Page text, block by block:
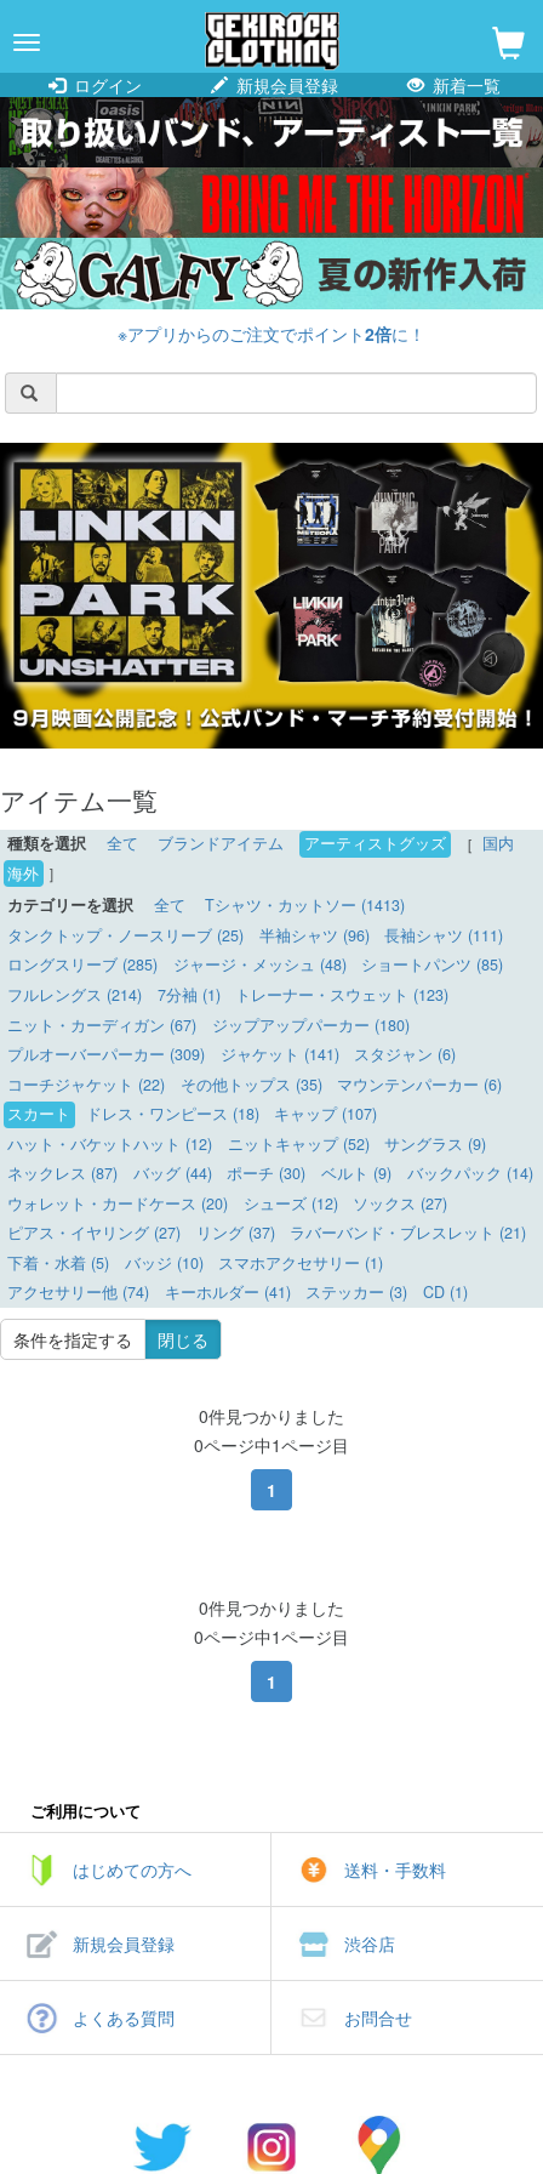
navigation
ログイン
新規会員登録 新着一覧
※アプリからのご注文でポイント2倍に！
アイテム一覧
種類を選択 全て ブランドアイテム アーティストグッズ ［ 国内
海外 ］
カテゴリーを選択
全て
Tシャツ・カットソー (1413)
タンクトップ・ノースリーブ (25)
半袖シャツ (96)
長袖シャツ (111)
ロングスリーブ (285)
ジャージ・メッシュ (48)
ショートパンツ (85)
フルレングス (214)
7分袖 (1)
トレーナー・スウェット (123)
ニット・カーディガン (67)
ジップアップパーカー (180)
プルオーバーパーカー (309)
ジャケット (141)
スタジャン (6)
コーチジャケット (22)
その他トップス (35)
マウンテンパーカー (6)
スカート
ドレス・ワンピース (18)
キャップ (107)
ハット・バケットハット (12)
ニットキャップ (52)
サングラス (9)
ネックレス (87)
バッグ (44) ポーチ (30) ベルト (9)
バックパック (14)
ウォレット・カードケース (20)
シューズ (12)
ソックス (27)
ピアス・イヤリング (27)
リング (37)
ラバーバンド・ブレスレット (21)
下着・水着 (5)
バッジ (10)
スマホアクセサリー (1)
アクセサリー他 (74)
キーホルダー (41) ステッカー (3) CD (1)
条件を指定する 閉じる
0件見つかりました
0ページ中1ページ目
1
0件見つかりました
0ページ中1ページ目
1
ご利用について
はじめての方へ 送料・手数料
新規会員登録 渋谷店
よくある質問 お問合せ